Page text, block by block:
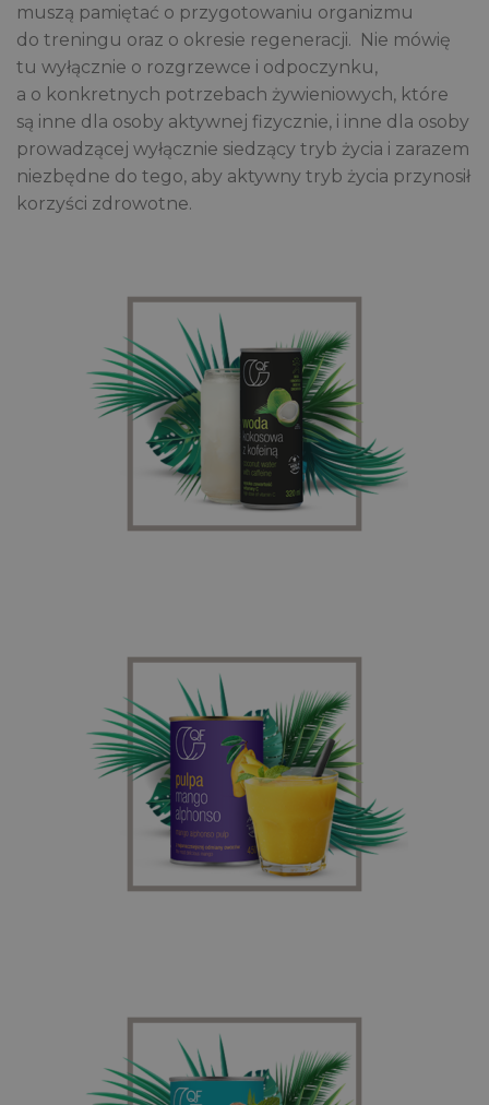
muszą pamiętać o przygotowaniu organizmu
do treningu oraz o okresie regeneracji. Nie mówię
tu wyłącznie o rozgrzewce i odpoczynku,
a o konkretnych potrzebach żywieniowych, które
są inne dla osoby aktywnej fizycznie, i inne dla osoby
prowadzącej wyłącznie siedzący tryb życia i zarazem
niezbędne do tego, aby aktywny tryb życia przynosił
korzyści zdrowotne.